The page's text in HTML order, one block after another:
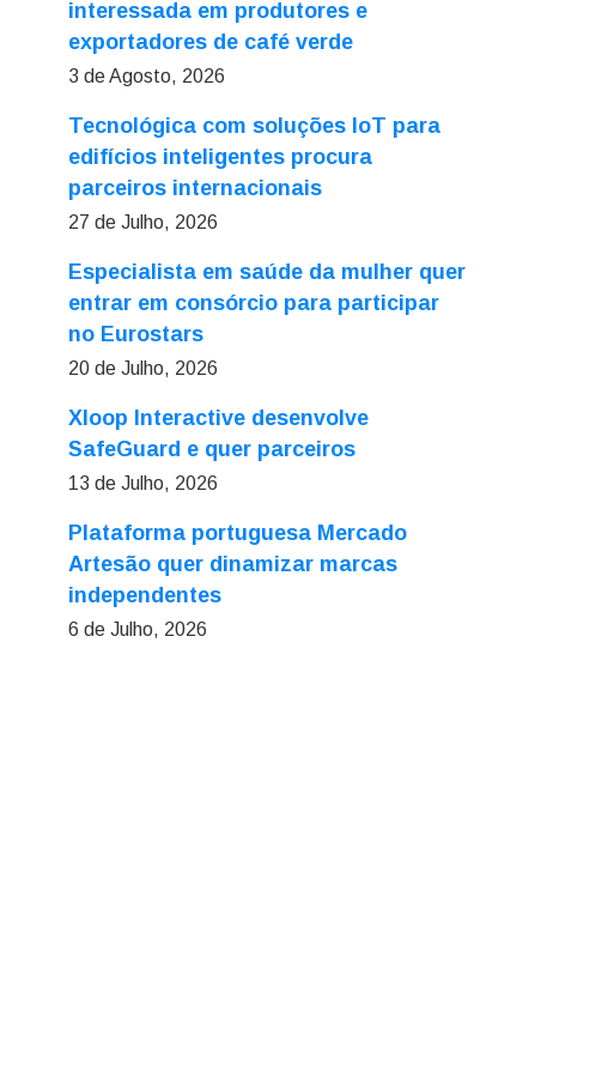
interessada em produtores e
exportadores de café verde
3 de Agosto, 2026
Tecnológica com soluções IoT para
edifícios inteligentes procura
parceiros internacionais
27 de Julho, 2026
Especialista em saúde da mulher quer
entrar em consórcio para participar
no Eurostars
20 de Julho, 2026
Xloop Interactive desenvolve
SafeGuard e quer parceiros
13 de Julho, 2026
Plataforma portuguesa Mercado
Artesão quer dinamizar marcas
independentes
6 de Julho, 2026